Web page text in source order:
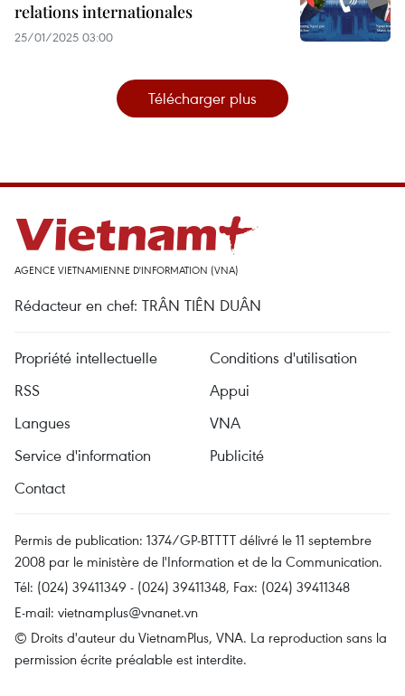
relations internationales
25/01/2025 03:00
Télécharger plus
AGENCE VIETNAMIENNE D'INFORMATION (VNA)
Rédacteur en chef: TRÂN TIÊN DUÂN
Propriété intellectuelle
Conditions d'utilisation
RSS
Appui
Langues
VNA
Service d'information
Publicité
Contact
Permis de publication: 1374/GP-BTTTT délivré le 11 septembre
2008 par le ministère de l'Information et de la Communication.
Tél: (024) 39411349 - (024) 39411348, Fax: (024) 39411348
E-mail: vietnamplus@vnanet.vn
© Droits d'auteur du VietnamPlus, VNA. La reproduction sans la
permission écrite préalable est interdite.